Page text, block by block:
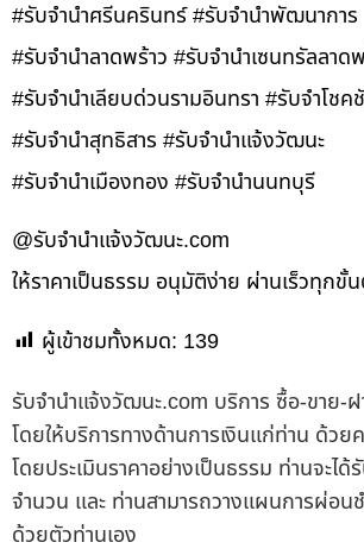
#รับจำนำศรีนครินทร์ #รับจำนำพัฒนาการ
#รับจำนำลาดพร้าว #รับจำนำเซนทรัลลาด
#รับจำนำเลียบด่วนรามอินทรา #รับจำโชค
#รับจำนำสุทธิสาร #รับจำนำแจ้งวัฒนะ
#รับจำนำเมืองทอง #รับจำนำนนทบุรี
@รับจํานําแจ้งวัฒนะ.com
ให้ราคาเป็นธรรม อนุมัติง่าย ผ่านเร็วทุกขั้
ผู้เข้าชมทั้งหมด: 139
รับจํานําแจ้งวัฒนะ.com บริการ ซื้อ-ขาย-ฝ
โดยให้บริการทางด้านการเงินแก่ท่าน ด้วยค
โดยประเมินราคาอย่างเป็นธรรม ท่านจะไ
จำนวน และ ท่านสามารถวางแผนการผ่อนช
ด้วยตัวท่านเอง